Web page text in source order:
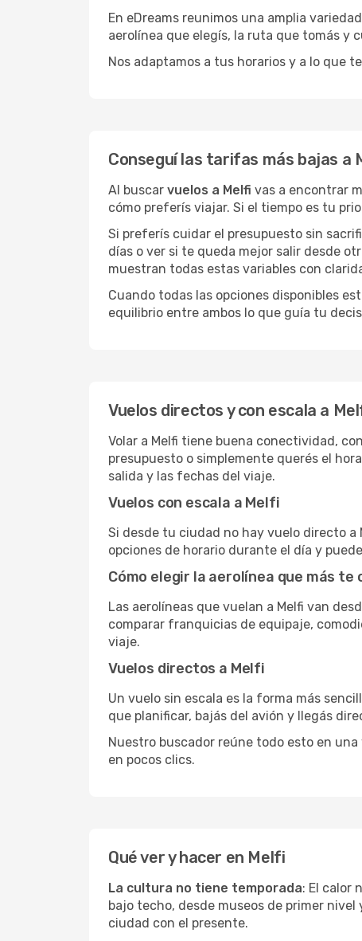
En eDreams reunimos una amplia
aerolínea que elegís, la ruta que tomás y
Nos adaptamos a tus horarios y a lo que
Conseguí las tarifas más bajas a
Al buscar vuelos a Melfi vas a encontrar
cómo preferís viajar. Si el tiempo es tu
Si preferís cuidar el presupuesto sin
días o ver si te queda mejor salir desde
muestran todas estas variables con
Cuando todas las opciones disponibles
equilibrio entre ambos lo que guía tu
Vuelos directos y con escala a
Volar a Melfi tiene buena conectividad,
presupuesto o simplemente querés el
salida y las fechas del viaje.
Vuelos con escala a Melfi
Si desde tu ciudad no hay vuelo directo a
opciones de horario durante el día y
Cómo elegir la aerolínea que más te
Las aerolíneas que vuelan a Melfi van
comparar franquicias de equipaje,
viaje.
Vuelos directos a Melfi
Un vuelo sin escala es la forma más
que planificar, bajás del avión y llegás
Nuestro buscador reúne todo esto en
en pocos clics.
Qué ver y hacer en Melfi
La cultura no tiene temporada: El calor
bajo techo, desde museos de primer
ciudad con el presente.